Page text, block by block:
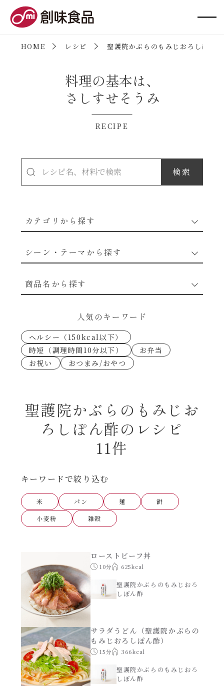
HOME レシピ 聖護院かぶらのもみじおろしぽん酢
料理の基本は、
さしすせそうみ
RECIPE
カテゴリから探す
穀物類のレシピ
シーン・テーマから探す
なんでも南蛮
考えるな、二代目で炒めろ！～○○の炒め物
朝シャン（ごはん派）
朝シャン（パン派）
時短（調理時間10分以下）
お弁当
おつまみ/おやつ
主菜
副菜
ごはんもの
商品名から探す
あえるハコネーゼトマトバジル
あえるハコネーゼ高菜
あえるハコネーゼ明太子
あえるハコネーゼナポリタン
あえるハコネーゼジェノベーゼ
あえるハコネーゼペペロンチーノ
シャンタンシリーズ
シャンタン粉末
創味のつゆ
創味のつゆあまくち
人気のキーワード
ヘルシー（150kcal以下）
時短（調理時間10分以下）
お弁当
お祝い
おつまみ/おやつ
聖護院かぶらのもみじお
ろしぽん酢のレシピ
11件
キーワードで絞り込む
米 パン 麺
餅
小麦粉
雑穀
ローストビーフ丼
10分 625kcal
聖護院かぶらのもみじおろ
しぽん酢
サラダうどん（聖護院かぶらの
もみじおろしぽん酢）
15分 366kcal
聖護院かぶらのもみじおろ
しぽん酢